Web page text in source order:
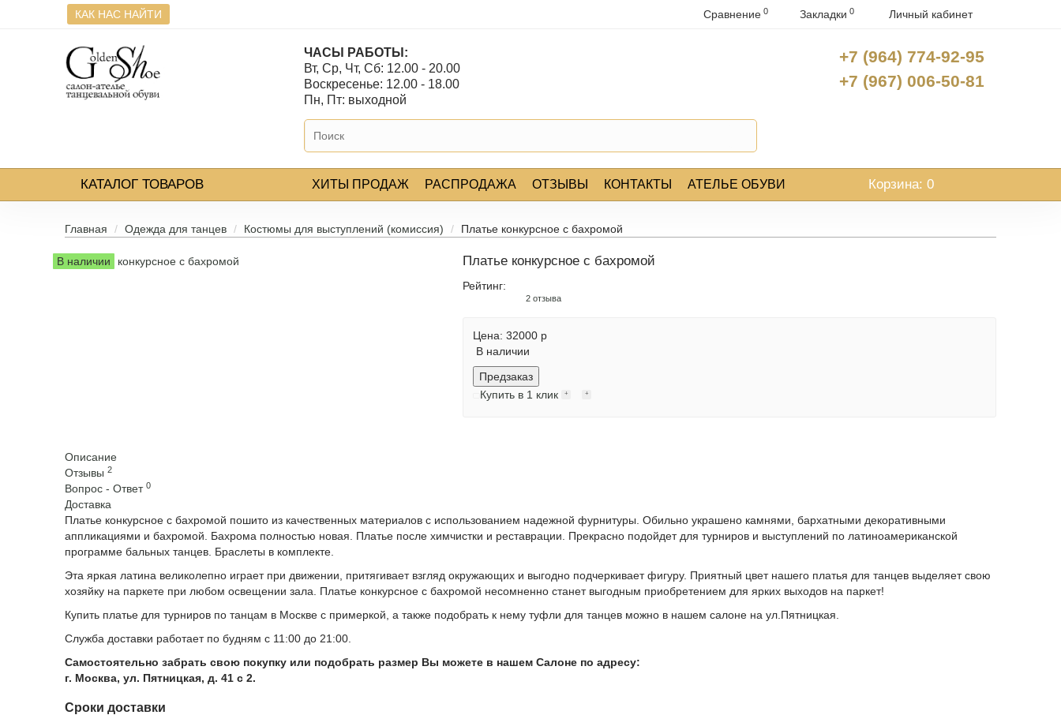
КАК НАС НАЙТИ Сравнение 0 Закладки 0 Личный кабинет
ЧАСЫ РАБОТЫ:
Вт, Ср, Чт, Сб: 12.00 - 20.00
Воскресенье: 12.00 - 18.00
Пн, Пт: выходной
+7 (964) 774-92-95
+7 (967) 006-50-81
КАТАЛОГ ТОВАРОВ ХИТЫ ПРОДАЖ РАСПРОДАЖА ОТЗЫВЫ КОНТАКТЫ АТЕЛЬЕ ОБУВИ Корзина: 0
Главная Одежда для танцев Костюмы для выступлений (комиссия) Платье конкурсное с бахромой
В наличии Платье конкурсное с бахромой
Рейтинг:
2 отзыва
Цена: 32000 р
В наличии
Предзаказ
Купить в 1 клик
Описание
Отзывы2
Вопрос - Ответ0
Доставка
Платье конкурсное с бахромой пошито из качественных материалов с использованием надежной фурнитуры. Обильно украшено камнями, бархатными декоративными
аппликациями и бахромой. Бахрома полностью новая. Платье после химчистки и реставрации. Прекрасно подойдет для турниров и выступлений по латиноамериканской
программе бальных танцев. Браслеты в комплекте.
Эта яркая латина великолепно играет при движении, притягивает взгляд окружающих и выгодно подчеркивает фигуру. Приятный цвет нашего платья для танцев выделяет свою
хозяйку на паркете при любом освещении зала. Платье конкурсное с бахромой несомненно станет выгодным приобретением для ярких выходов на паркет!
Купить платье для турниров по танцам в Москве с примеркой, а также подобрать к нему туфли для танцев можно в нашем салоне на ул.Пятницкая.
Служба доставки работает по будням с 11:00 до 21:00.
Самостоятельно забрать свою покупку или подобрать размер Вы можете в нашем Салоне по адресу:
г. Москва, ул. Пятницкая, д. 41 с 2.
Сроки доставки